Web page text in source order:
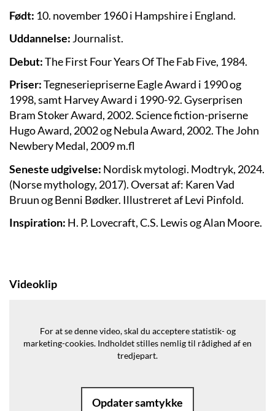
Født: 10. november 1960 i Hampshire i England.
Uddannelse:Journalist.
Debut:The First Four Years Of The Fab Five, 1984.
Priser:Tegneseriepriserne Eagle Award i 1990 og
1998, samt Harvey Award i 1990-92. Gyserprisen
Bram Stoker Award, 2002. Science fiction-priserne
Hugo Award, 2002 og Nebula Award, 2002. The John
Newbery Medal, 2009 m.fl
Seneste udgivelse: Nordisk mytologi. Modtryk, 2024.
(Norse mythology, 2017). Oversat af: Karen Vad
Bruun og Benni Bødker. Illustreret af Levi Pinfold.
Inspiration: H. P. Lovecraft, C.S. Lewis og Alan Moore.
Videoklip
For at se denne video, skal du acceptere statistik- og
marketing-cookies. Indholdet stilles nemlig til rådighed af en
tredjepart.
Opdater samtykke